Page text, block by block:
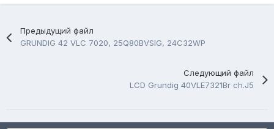
Предыдущий файл
GRUNDIG 42 VLC 7020, 25Q80BVSIG, 24C32WP
Следующий файл
LCD Grundig 40VLE7321Br ch.J5